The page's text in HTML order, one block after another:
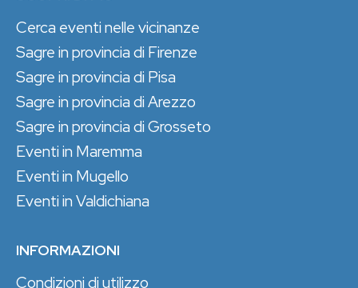
Cerca eventi nelle vicinanze
Sagre in provincia di Firenze
Sagre in provincia di Pisa
Sagre in provincia di Arezzo
Sagre in provincia di Grosseto
Eventi in Maremma
Eventi in Mugello
Eventi in Valdichiana
INFORMAZIONI
Condizioni di utilizzo